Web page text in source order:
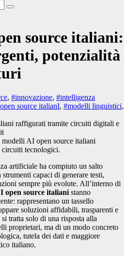
source italiani:
potenzialità
, #innovazione, #intelligenza
source italianI, #modelli linguistici,
AI open source italiani
circuiti tecnologici.
artificiale ha compiuto un salto
capaci di generare testi,
sempre più evolute. All’interno di
open source italiani stanno
rappresentano un tassello
soluzioni affidabili, trasparenti e
tratta solo di una risposta alla
proprietari, ma di un modo concreto
tutela dei dati e maggiore
italiano.